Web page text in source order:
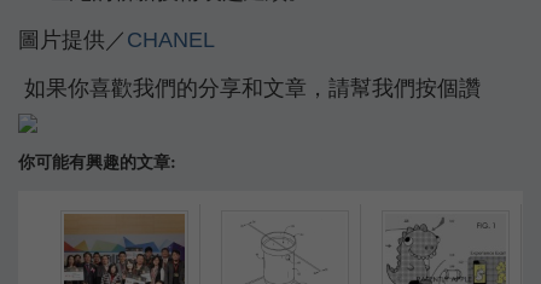
圖片提供／ CHANEL
如果你喜歡我們的分享和文章，請幫我們按個讚
你可能有興趣的文章: